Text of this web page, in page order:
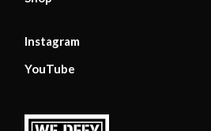
Instagram
YouTube